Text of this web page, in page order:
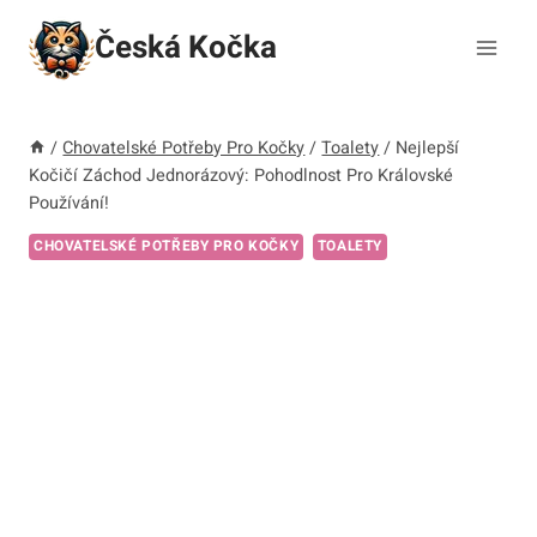
Přeskočit
obsah
Česká Kočka
/ Chovatelské Potřeby Pro Kočky / Toalety / Nejlepší
Kočičí Záchod Jednorázový: Pohodlnost Pro Královské
Používání!
CHOVATELSKÉ POTŘEBY PRO KOČKY TOALETY